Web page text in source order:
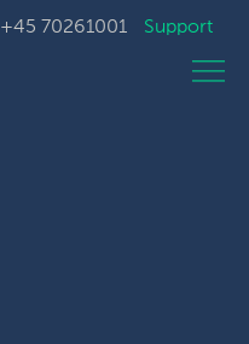
+45 70261001 Support